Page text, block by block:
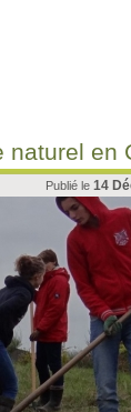
en
Publié le 14